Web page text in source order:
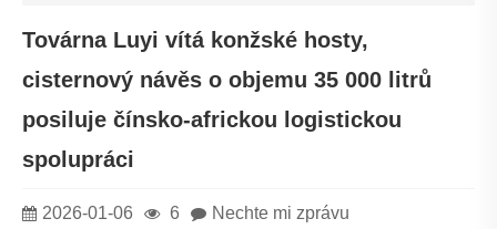
Továrna Luyi vítá konžské hosty,
cisternový návěs o objemu 35 000 litrů
posiluje čínsko-africkou logistickou
spolupráci
2026-01-06 6 Nechte mi zprávu